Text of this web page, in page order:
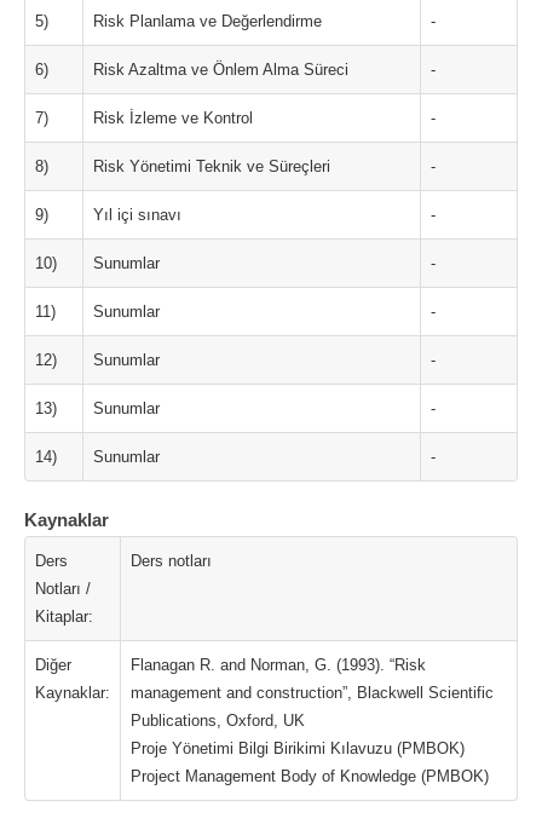
5) Risk Planlama ve Değerlendirme -
6) Risk Azaltma ve Önlem Alma Süreci -
7) Risk İzleme ve Kontrol -
8) Risk Yönetimi Teknik ve Süreçleri -
9) Yıl içi sınavı -
10) Sunumlar -
11) Sunumlar -
12) Sunumlar -
13) Sunumlar -
14) Sunumlar -
Kaynaklar
Ders
Notları /
Kitaplar:
Ders notları
Diğer
Kaynaklar:
Flanagan R. and Norman, G. (1993). “Risk
management and construction”, Blackwell Scientific
Publications, Oxford, UK
Proje Yönetimi Bilgi Birikimi Kılavuzu (PMBOK)
Project Management Body of Knowledge (PMBOK)